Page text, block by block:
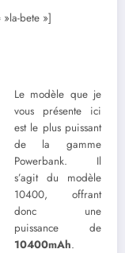
bete »]
Le modèle que je
vous présente ici
est le plus puissant
de la gamme
Powerbank. Il
s’agit du modèle
10400, offrant
donc une
puissance de
10400mAh.